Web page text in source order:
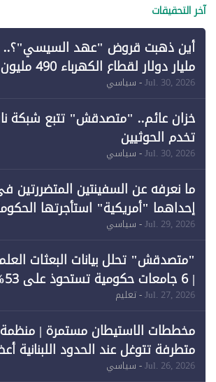
آخر التحقيقات
مليار دولار
لـ"الطاقة المتجددة" (1)
Jul. 30, 2026- سياسي
خزان عائم.. "متصدقش" تتبع شبكة
تخدم الحوثيين
Jul. 30, 2026- سياسي
ما نعرفه عن السفينتين المتضررتين
إحداهما "أمريكية" استأجرتها
احتياجات الطاقة
Jul. 29, 2026- سياسي
"متصدقش" تحلل بيانات البعثات
| 6
Jul. 27, 2026- تعليم
مخططات الاستيطان مستمرة | منظمة
متطرفة تتوغل عند الحدود اللبنانية
خرق الحدود
Jul. 26, 2026- سياسي